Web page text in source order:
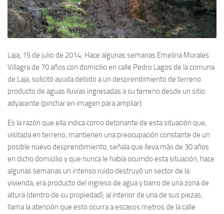
Laja, 15 de julio de 2014; Hace algunas semanas Emelina Morales
Villagra de 70 años con domicilio en calle Pedro Lagos de la comuna
de Laja, solicitó ayuda debido a un desprendimiento de terreno
producto de aguas lluvias ingresadas a su terreno desde un sitio
adyacente (pinchar en imagen para ampliar).
Es la razón que ella indica como detonante de esta situación que,
visitada en terreno, mantienen una preocupación constante de un
posible nuevo desprendimiento, señala que lleva más de 30 años
en dicho domicilio y que nunca le había ocurrido esta situación, hace
algunas semanas un intenso ruido destruyó un sector de la
vivienda, era producto del ingreso de agua y barro de una zona de
altura (dentro de su propiedad), al interior de una de sus piezas,
llama la atención que esto ocurra a escasos metros de la calle